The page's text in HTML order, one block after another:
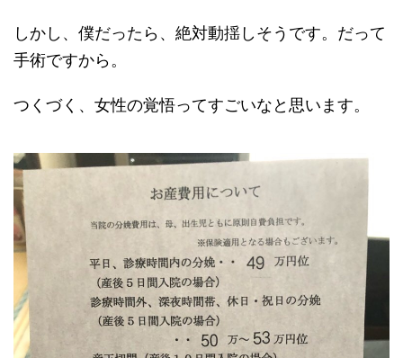
しかし、僕だったら、絶対動揺しそうです。だって
手術ですから。
つくづく、女性の覚悟ってすごいなと思います。